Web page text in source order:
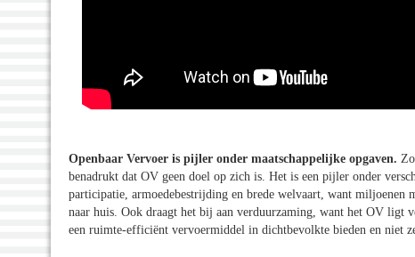
Openbaar Vervoer is pijler onder maatschappelijke opgaven.
benadrukt dat OV geen doel op zich is. Het is een pijler onder
participatie, armoedebestrijding en brede welvaart, want miljoenen
naar huis. Ook draagt het bij aan verduurzaming, want het OV ligt
een ruimte-efficiënt vervoermiddel in dichtbevolkte bieden en niet